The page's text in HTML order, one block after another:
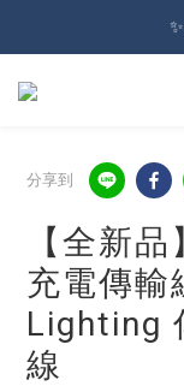
加入會員就
分享到
【全新
充電傳
Lighting
線